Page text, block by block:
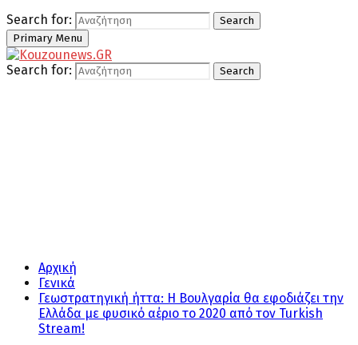
Search for:
Search
Primary Menu
Search for: Search
Αρχική
Γενικά
Γεωστρατηγική ήττα: Η Βουλγαρία θα εφοδιάζει την
Ελλάδα με φυσικό αέριο το 2020 από τον Turkish
Stream!